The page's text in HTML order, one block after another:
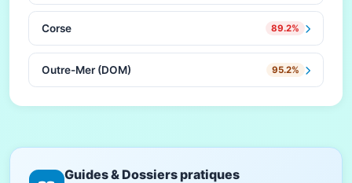
Corse 89.2%
Outre-Mer (DOM) 95.2%
Guides & Dossiers pratiques